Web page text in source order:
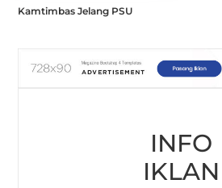
Kamtimbas Jelang PSU
INFO
IKLAN